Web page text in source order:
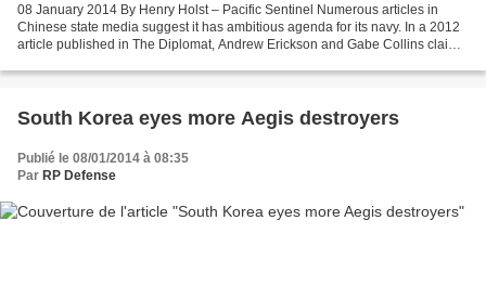
08 January 2014 By Henry Holst – Pacific Sentinel Numerous articles in
Chinese state media suggest it has ambitious agenda for its navy. In a 2012
article published in The Diplomat, Andrew Erickson and Gabe Collins claim
South Korea eyes more Aegis destroyers
Publié le 08/01/2014 à 08:35
Par RP Defense